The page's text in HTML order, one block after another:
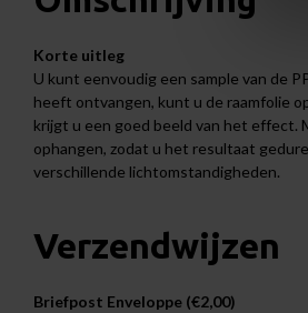
Korte uitleg
U kunt eenvoudig een sample van de
heeft ontvangen, kunt u de raamfolie
krijgt u een goed beeld van het effect.
ophangen, zodat u het resultaat
verschillende lichtomstandigheden.
Verzendwijzen
Briefpost Enveloppe (€2,00)